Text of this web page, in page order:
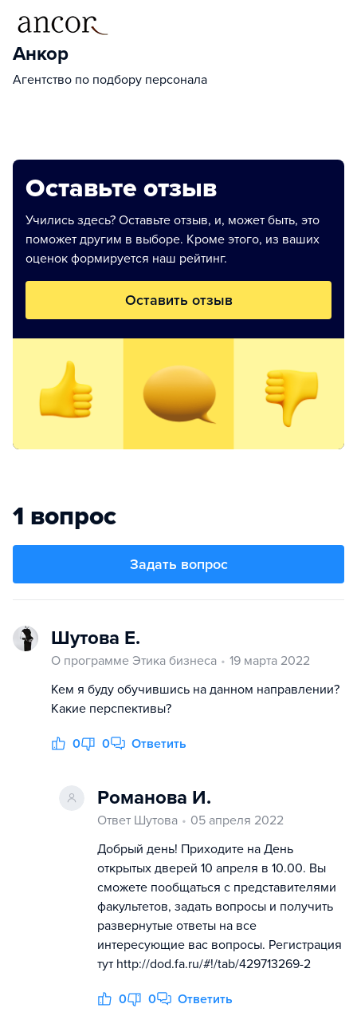
Анкор
Агентство по подбору персонала
Оставьте отзыв
Учились здесь? Оставьте отзыв, и, может быть, это
поможет другим в выборе. Кроме этого, из ваших
оценок формируется наш рейтинг.
Оставить отзыв
1 вопрос
Задать вопрос
Шутова Е.
О программе Этика бизнеса
19 марта 2022
Кем я буду обучившись на данном направлении?
Какие перспективы?
0 0 Ответить
Романова И.
Ответ Шутова
05 апреля 2022
Добрый день! Приходите на День
открытых дверей 10 апреля в 10.00. Вы
сможете пообщаться с представителями
факультетов, задать вопросы и получить
развернутые ответы на все
интересующие вас вопросы. Регистрация
тут http://dod.fa.ru/#!/tab/429713269-2
0 0 Ответить